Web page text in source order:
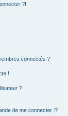
?!
connectés ?
!
?
de me connecter !?